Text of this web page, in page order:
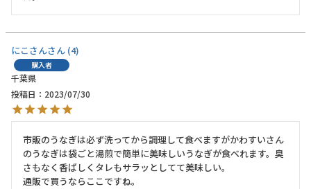
にこさん 4
購入者
千葉県
投稿日
2023/07/30
市販のうなぎは必ず洗ってから調理して食べますがかわすいさん
のうなぎは袋ごと湯煎で簡単に美味しいうなぎが食べれます。臭
さもなく香ばしくタレもサラッとしてて美味しい。
通販で買うならここですね。